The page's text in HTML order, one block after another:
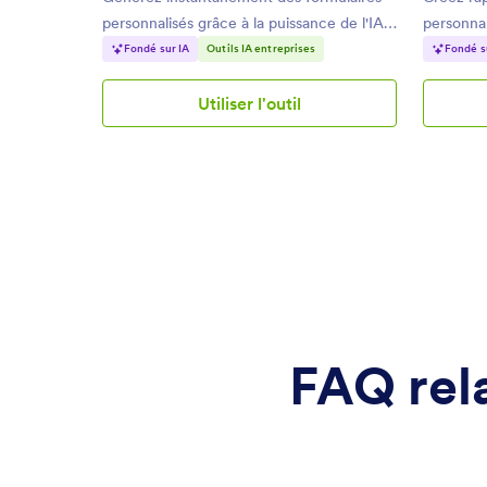
personnalisés grâce à la puissance de l'IA,
gagnez du temps et facilitez-vous la vie.
Fondé sur IA Outils IA entreprises
Utiliser l'outil
Générateur
de
Fondé
FAQ